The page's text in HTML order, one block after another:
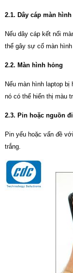
2.1. Dây cáp màn
Nếu dây cáp kết nối
thể gây sự cố màn hình
2.2. Màn hình hỏng
Nếu màn hình laptop
nó có thể hiển thị màu
2.3. Pin hoặc nguồn
Pin yếu hoặc vấn đề
trắng.